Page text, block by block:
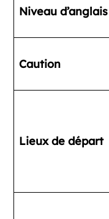
Niveau d’anglais
Caution
Lieux de départ